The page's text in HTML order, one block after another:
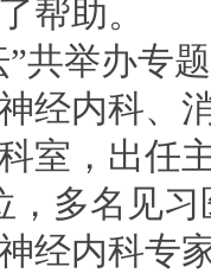
帮助。
共举办专
经内科、
室，出任
，多名见
经内科专